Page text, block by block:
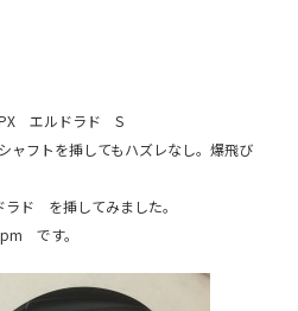
エルドラド S
フトを挿してもハズレなし。爆飛び
ド を挿してみました。
です。